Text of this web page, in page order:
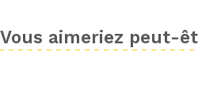
Vous aimeriez peut-